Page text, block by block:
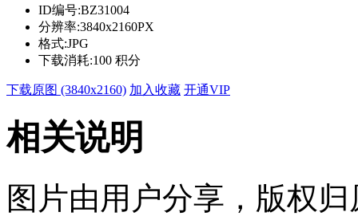
ID编号:BZ31004
分辨率:3840x2160PX
格式:JPG
下载消耗:100 积分
下载原图 (3840x2160) 加入收藏 开通VIP
相关说明
图片由用户分享，版权